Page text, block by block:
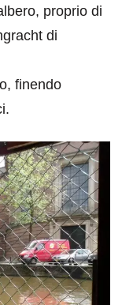
proprio di
di
finendo